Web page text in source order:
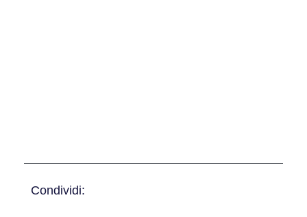
Condividi: